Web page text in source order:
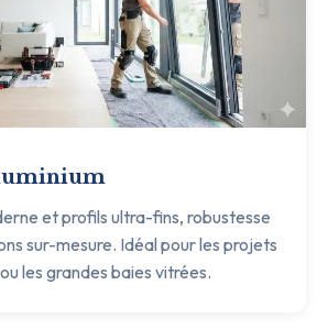
et profils ultra-fins, robustesse
sur-mesure. Idéal pour les projets
les grandes baies vitrées.